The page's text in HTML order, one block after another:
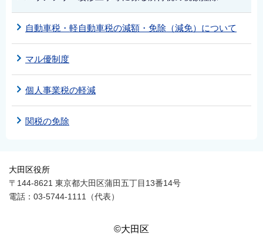
自動車税・軽自動車税の減額・免除（減免）について
マル優制度
個人事業税の軽減
関税の免除
大田区役所
〒144-8621 東京都大田区蒲田五丁目13番14号
電話：03-5744-1111（代表）
©大田区